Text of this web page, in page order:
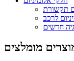
תקשורת
לרכב
חדשים
מומלצים